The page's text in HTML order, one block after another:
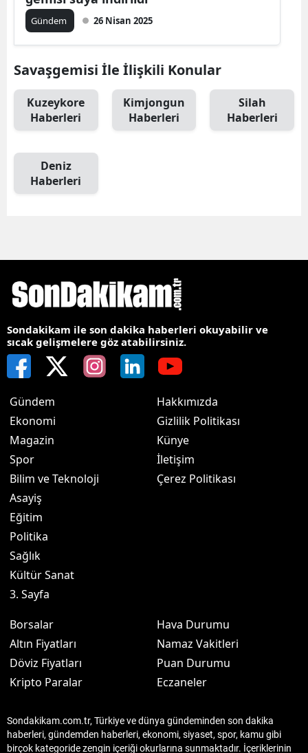
Gündem 26 Nisan 2025
Savaşgemisi İle İlişkili Konular
Kuzeykore
Haberleri
Kimjongun
Haberleri
Silah
Haberleri
Deniz
Haberleri
Sondakikam ile son dakika haberleri okuyabilir ve
sıcak gelişmelere göz atabilirsiniz.
Gündem
Ekonomi
Magazin
Spor
Bilim ve Teknoloji
Asayiş
Eğitim
Politika
Sağlık
Kültür Sanat
3. Sayfa
Hakkımızda
Gizlilik Politikası
Künye
İletişim
Çerez Politikası
Borsalar
Altın Fiyatları
Döviz Fiyatları
Kripto Paralar
Hava Durumu
Namaz Vakitleri
Puan Durumu
Eczaneler
Sondakikam.com.tr, Türkiye ve dünya gündeminden son dakika
haberleri, gündemden haberleri, ekonomi, siyaset, spor, kamu gibi
birçok kategoride zengin içeriği okurlarına sunmaktadır. İçeriklerinin